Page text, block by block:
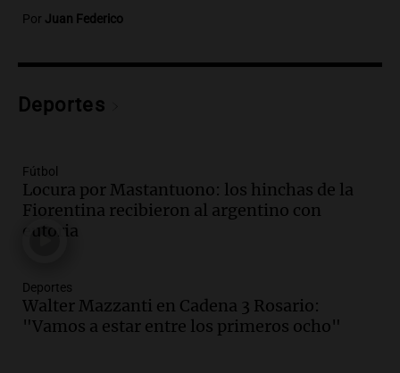
Audio.Avanza el juicio a Oscar González
sobre el accidente
Episodios
Ahora país
Episodios
Audio.
detuvieron a su esposo
Ahora país
Episodios
Por Juan Federico
Deportes
Fútbol
Locura por Mastantuono: los hinchas de la
Fiorentina recibieron al argentino con
euforia
Deportes
Walter Mazzanti en Cadena 3 Rosario:
"Vamos a estar entre los primeros ocho"